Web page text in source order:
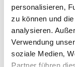
personalisieren,
zu können und
analysieren.
Verwendung
soziale Medien,
Partner führen
Einen
Flexible